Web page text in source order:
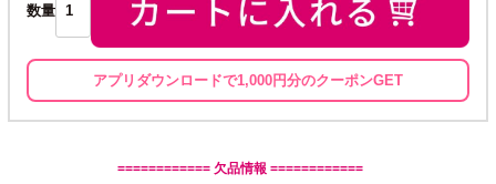
数量
アプリダウンロードで1,000円分のクーポンGET
============ 欠品情報 ============